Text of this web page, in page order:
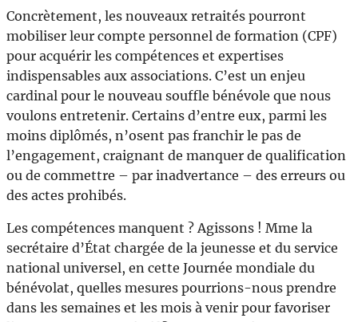
Concrètement, les nouveaux retraités pourront
mobiliser leur compte personnel de formation (CPF)
pour acquérir les compétences et expertises
indispensables aux associations. C’est un enjeu
cardinal pour le nouveau souffle bénévole que nous
voulons entretenir. Certains d’entre eux, parmi les
moins diplômés, n’osent pas franchir le pas de
l’engagement, craignant de manquer de qualification
ou de commettre – par inadvertance – des erreurs ou
des actes prohibés.
Les compétences manquent ? Agissons ! Mme la
secrétaire d’État chargée de la jeunesse et du service
national universel, en cette Journée mondiale du
bénévolat, quelles mesures pourrions-nous prendre
dans les semaines et les mois à venir pour favoriser